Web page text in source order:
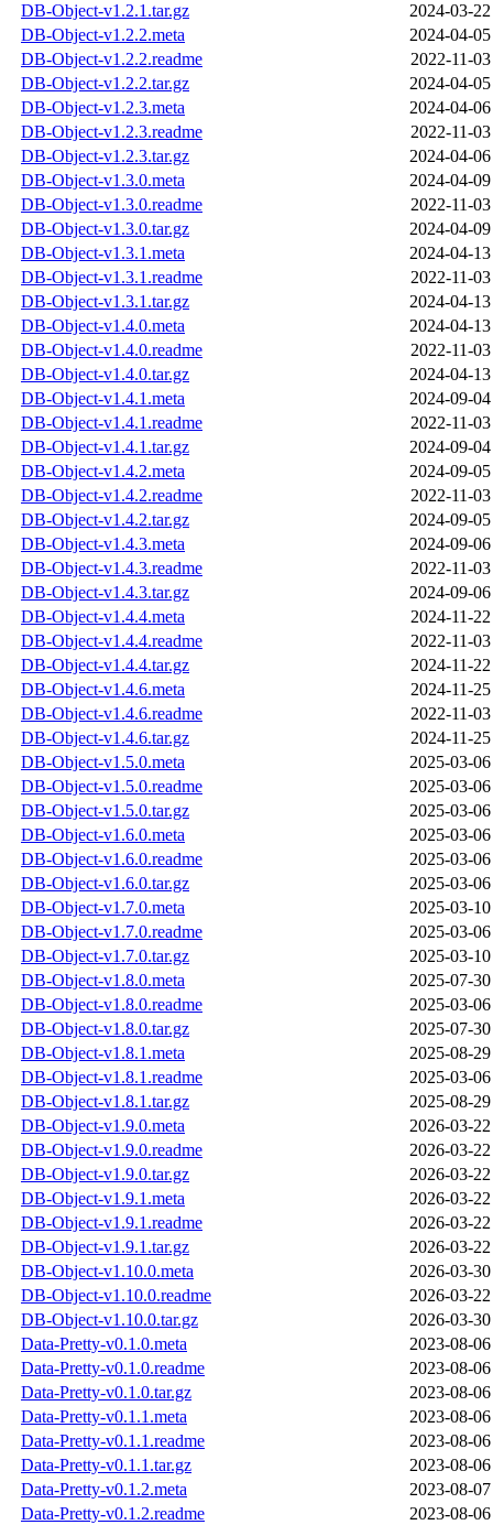
DB-Object-v1.2.1.tar.gz
2024-03-
DB-Object-v1.2.2.meta
2024-04-
DB-Object-v1.2.2.readme
2022-11-
DB-Object-v1.2.2.tar.gz
2024-04-
DB-Object-v1.2.3.meta
2024-04-
DB-Object-v1.2.3.readme
2022-11-
DB-Object-v1.2.3.tar.gz
2024-04-
DB-Object-v1.3.0.meta
2024-04-
DB-Object-v1.3.0.readme
2022-11-
DB-Object-v1.3.0.tar.gz
2024-04-
DB-Object-v1.3.1.meta
2024-04-
DB-Object-v1.3.1.readme
2022-11-
DB-Object-v1.3.1.tar.gz
2024-04-
DB-Object-v1.4.0.meta
2024-04-
DB-Object-v1.4.0.readme
2022-11-
DB-Object-v1.4.0.tar.gz
2024-04-
DB-Object-v1.4.1.meta
2024-09-
DB-Object-v1.4.1.readme
2022-11-
DB-Object-v1.4.1.tar.gz
2024-09-
DB-Object-v1.4.2.meta
2024-09-
DB-Object-v1.4.2.readme
2022-11-
DB-Object-v1.4.2.tar.gz
2024-09-
DB-Object-v1.4.3.meta
2024-09-
DB-Object-v1.4.3.readme
2022-11-
DB-Object-v1.4.3.tar.gz
2024-09-
DB-Object-v1.4.4.meta
2024-11-
DB-Object-v1.4.4.readme
2022-11-
DB-Object-v1.4.4.tar.gz
2024-11-
DB-Object-v1.4.6.meta
2024-11-
DB-Object-v1.4.6.readme
2022-11-
DB-Object-v1.4.6.tar.gz
2024-11-
DB-Object-v1.5.0.meta
2025-03-
DB-Object-v1.5.0.readme
2025-03-
DB-Object-v1.5.0.tar.gz
2025-03-
DB-Object-v1.6.0.meta
2025-03-
DB-Object-v1.6.0.readme
2025-03-
DB-Object-v1.6.0.tar.gz
2025-03-
DB-Object-v1.7.0.meta
2025-03-
DB-Object-v1.7.0.readme
2025-03-
DB-Object-v1.7.0.tar.gz
2025-03-
DB-Object-v1.8.0.meta
2025-07-
DB-Object-v1.8.0.readme
2025-03-
DB-Object-v1.8.0.tar.gz
2025-07-
DB-Object-v1.8.1.meta
2025-08-
DB-Object-v1.8.1.readme
2025-03-
DB-Object-v1.8.1.tar.gz
2025-08-
DB-Object-v1.9.0.meta
2026-03-
DB-Object-v1.9.0.readme
2026-03-
DB-Object-v1.9.0.tar.gz
2026-03-
DB-Object-v1.9.1.meta
2026-03-
DB-Object-v1.9.1.readme
2026-03-
DB-Object-v1.9.1.tar.gz
2026-03-
DB-Object-v1.10.0.meta
2026-03-
DB-Object-v1.10.0.readme
2026-03-
DB-Object-v1.10.0.tar.gz
2026-03-
Data-Pretty-v0.1.0.meta
2023-08-
Data-Pretty-v0.1.0.readme
2023-08-
Data-Pretty-v0.1.0.tar.gz
2023-08-
Data-Pretty-v0.1.1.meta
2023-08-
Data-Pretty-v0.1.1.readme
2023-08-
Data-Pretty-v0.1.1.tar.gz
2023-08-
Data-Pretty-v0.1.2.meta
2023-08-
Data-Pretty-v0.1.2.readme
2023-08-